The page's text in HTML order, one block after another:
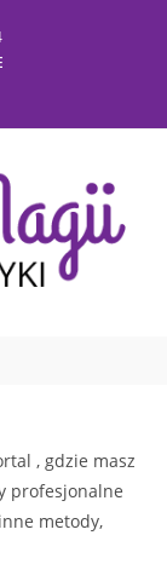
, gdzie masz
profesjonalne
metody,